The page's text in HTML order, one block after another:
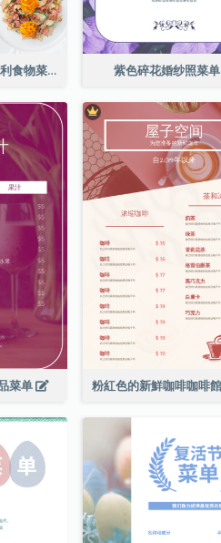
棕金色食物照片意大利食物菜单 紫色碎花婚纱照菜单
菜单